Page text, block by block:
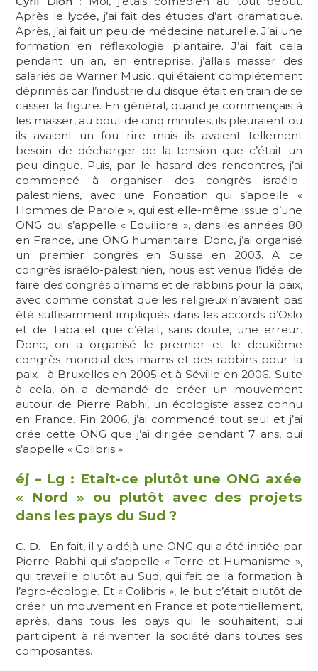
Après le lycée, j’ai fait des études d’art dramatique.
Après, j’ai fait un peu de médecine naturelle. J’ai une
formation en réflexologie plantaire. J’ai fait cela
pendant un an, en entreprise, j’allais masser des
salariés de Warner Music, qui étaient complétement
déprimés car l’industrie du disque était en train de se
casser la figure. En général, quand je commençais à
les masser, au bout de cinq minutes, ils pleuraient ou
ils avaient un fou rire mais ils avaient tellement
besoin de décharger de la tension que c’était un
peu dingue. Puis, par le hasard des rencontres, j’ai
commencé à organiser des congrès israélo-
palestiniens, avec une Fondation qui s’appelle «
Hommes de Parole », qui est elle-même issue d’une
ONG qui s’appelle « Equilibre », dans les années 80
en France, une ONG humanitaire. Donc, j’ai organisé
un premier congrès en Suisse en 2003. A ce
congrès israélo-palestinien, nous est venue l’idée de
faire des congrès d’imams et de rabbins pour la paix,
avec comme constat que les religieux n’avaient pas
été suffisamment impliqués dans les accords d’Oslo
et de Taba et que c’était, sans doute, une erreur.
Donc, on a organisé le premier et le deuxième
congrès mondial des imams et des rabbins pour la
paix : à Bruxelles en 2005 et à Séville en 2006. Suite
à cela, on a demandé de créer un mouvement
autour de Pierre Rabhi, un écologiste assez connu
en France. Fin 2006, j’ai commencé tout seul et j’ai
crée cette ONG que j’ai dirigée pendant 7 ans, qui
s’appelle « Colibris ».
éj – Lg : Etait-ce plutôt une ONG axée
« Nord » ou plutôt avec des projets
dans les pays du Sud ?
C. D. : En fait, il y a déjà une ONG qui a été initiée par
Pierre Rabhi qui s’appelle « Terre et Humanisme »,
qui travaille plutôt au Sud, qui fait de la formation à
l’agro-écologie. Et « Colibris », le but c’était plutôt de
créer un mouvement en France et potentiellement,
après, dans tous les pays qui le souhaitent, qui
participent à réinventer la société dans toutes ses
composantes.